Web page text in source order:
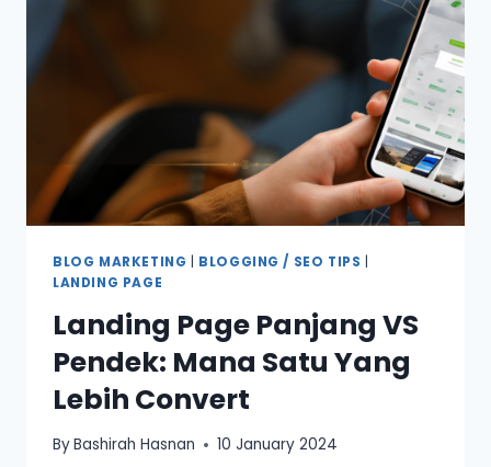
BLOG MARKETING BLOGGING / SEO TIPS
LANDING PAGE
Landing Page Panjang VS
Pendek: Mana Satu Yang
Lebih Convert
ByBashirah Hasnan 10 January 2024